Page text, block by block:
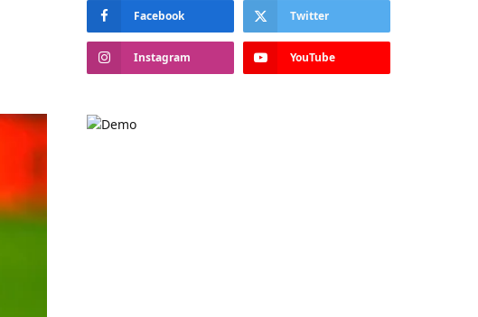
Facebook Twitter
Instagram YouTube